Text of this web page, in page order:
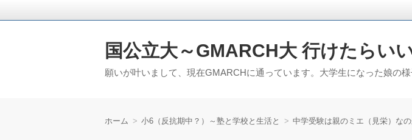
国公立大～GMARCH大 行けたらい
願いが叶いまして、現在GMARCHに通っています。大学生になった娘の様
ホーム 小6（反抗期中？）～塾と学校と生活と 中学受験は親のミエ（見栄）な